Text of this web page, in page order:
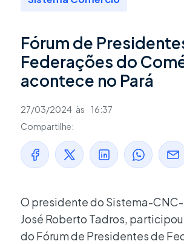
Fórum de
Federações do
acontece no Pará
27/03/2024 às
16:37
Compartilhe:
O presidente do Sistema-
José Roberto Tadros,
do Fórum de Presidentes de